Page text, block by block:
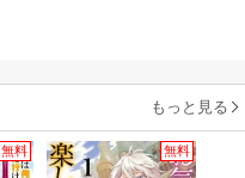
もっと見る
無料 無料